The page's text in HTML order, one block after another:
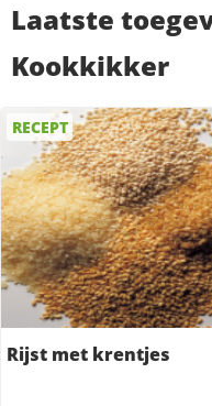
Laatste
Kookkikker
RECEPT
Rijst met krentjes